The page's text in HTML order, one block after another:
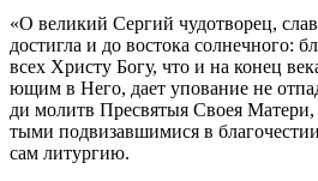
«О ве­ли­кий Сер­гий чу­до­тво­рец,
до­стиг­ла и до во­сто­ка сол­неч­но­го:
всех Хри­сту Бо­гу, что и на ко­нец
ю­щим в Него, да­ет упо­ва­ние не
ди мо­литв Пре­свя­тыя Сво­ея
ты­ми под­ви­зав­ши­ми­ся в
сам ли­тур­гию.